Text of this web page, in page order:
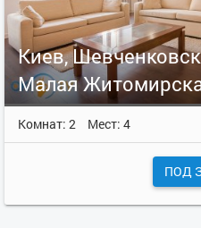
Киев,
Малая
Комнат: 2 Мест: 4
ПОД